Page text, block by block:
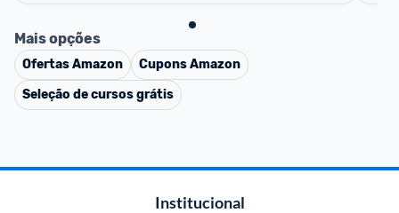
Mais opções
OfertasAmazon CuponsAmazon
Seleção de cursos grátis
Institucional